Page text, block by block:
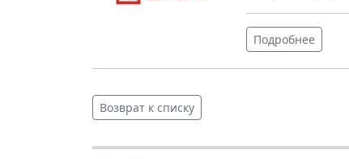
Подробнее
Возврат к списку